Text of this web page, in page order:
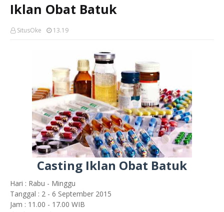
Iklan Obat Batuk
SitusOke 13.19
Casting Iklan Obat Batuk
Hari : Rabu - Minggu
Tanggal : 2 - 6 September 2015
Jam : 11.00 - 17.00 WIB